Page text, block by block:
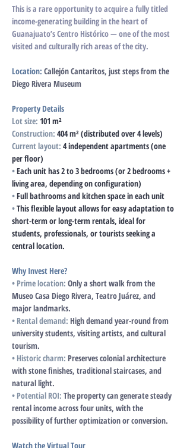
This is a rare opportunity to acquire a fully titled
income-generating building in the heart of
Guanajuato’s Centro Histórico — one of the most
visited and culturally rich areas of the city.
Location: Callejón Cantaritos, just steps from the
Diego Rivera Museum
Property Details
Lot size: 101 m²
Construction: 404 m² (distributed over 4 levels)
Current layout: 4 independent apartments (one
per floor)
• Each unit has 2 to 3 bedrooms (or 2 bedrooms +
living area, depending on configuration)
• Full bathrooms and kitchen space in each unit
• This flexible layout allows for easy adaptation to
short-term or long-term rentals, ideal for
students, professionals, or tourists seeking a
central location.
Why Invest Here?
• Prime location: Only a short walk from the
Museo Casa Diego Rivera, Teatro Juárez, and
major landmarks.
• Rental demand: High demand year-round from
university students, visiting artists, and cultural
tourism.
• Historic charm: Preserves colonial architecture
with stone finishes, traditional staircases, and
natural light.
• Potential ROI: The property can generate steady
rental income across four units, with the
possibility of further optimization or conversion.
Watch the Virtual Tour